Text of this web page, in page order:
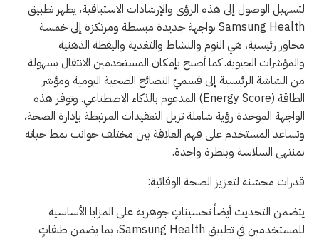
لتسهيل الوصول إلى هذه الرؤى والإرشادات الاستباقية، يظهر تطبيق
Samsung Health بواجهة جديدة مبسطة ومرتكزة إلى خمسة
محاور رئيسية، هي النوم والنشاط والتغذية واليقظة الذهنية
والمؤشرات الحيوية. كما أصبح بإمكان المستخدمين الانتقال بسهولة
من الشاشة الرئيسية إلى قسميّ النصائح الصحية اليومية ومؤشر
الطاقة (Energy Score) المدعوم بالذكاء الاصطناعي. وتوفر هذه
الواجهة الموحدة رؤية شاملة تزيل التعقيدات المرتبطة بإدارة الصحة،
وتساعد المستخدم على فهم العلاقة بين مختلف جوانب نمط حياته
بمنتهى السلاسة وبنظرة واحدة.
قدرات محسّنة لتعزيز الصحة الوقائية:
يتضمن التحديث أيضاً تحسيناتٍ جوهرية على المزايا الأساسية
للمستخدمين في تطبيق Samsung Health، بما يضمن طبقاتٍ